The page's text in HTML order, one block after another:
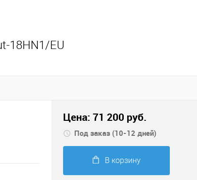
18HN1/EU
Цена: 71 200 руб.
Под заказ (10-12 дней)
В корзину